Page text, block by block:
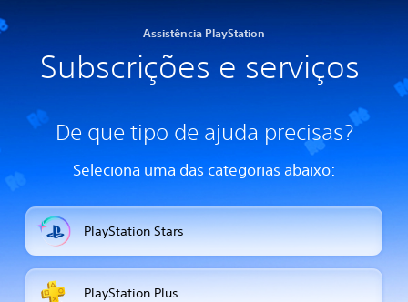
Assistência PlayStation
Subscrições e serviços
De que tipo de ajuda precisas?
Seleciona uma das categorias abaixo:
PlayStation Stars
PlayStation Plus